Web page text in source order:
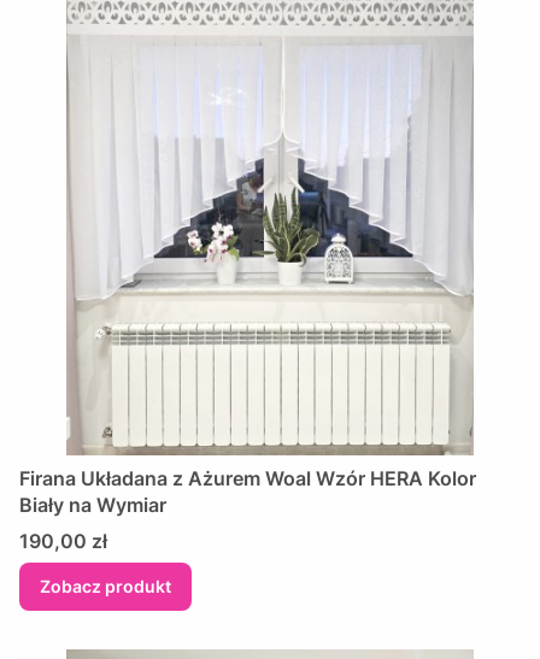
​Firana Układana z Ażurem Woal Wzór HERA Kolor
Biały na Wymiar
Cena
190,00 zł
Zobacz produkt